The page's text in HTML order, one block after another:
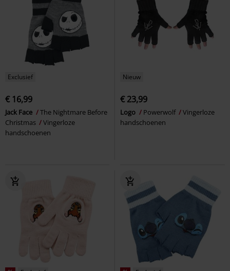
Exclusief
€ 16,99
Jack Face
The Nightmare Before
Christmas
Vingerloze
handschoenen
Nieuw
€ 23,99
Logo Powerwolf
Vingerloze
handschoenen